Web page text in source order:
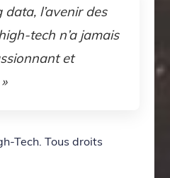
data, l’avenir des
tech n’a jamais
et
Tech. Tous droits